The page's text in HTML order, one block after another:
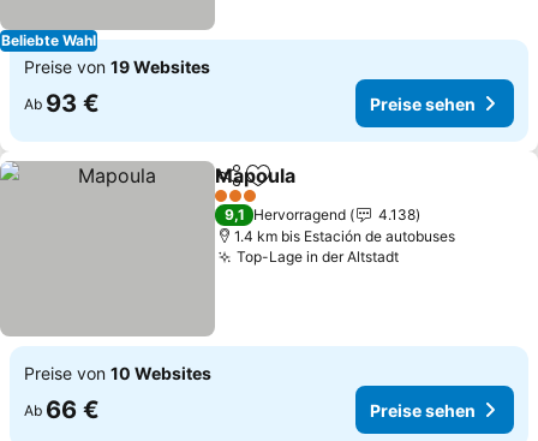
Beliebte Wahl
Preise von 19 Websites
Ab 93 € Preise sehen
TeilenZu Favoriten hinzufügen
Mapoula
3 Sterne
9,1 Hervorragend
4.138
1.4 km bis Estación de autobuses
Top-Lage in der Altstadt
Preise von 10 Websites
Ab 66 € Preise sehen